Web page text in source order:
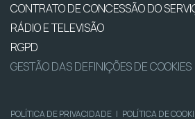
CONTRATO DE CONCESSÃO DO
RÁDIO E TELEVISÃO
RGPD
GESTÃO DAS DEFINIÇÕES DE COOKIES
POLÍTICA DE PRIVACIDADE | POLÍTICA DE